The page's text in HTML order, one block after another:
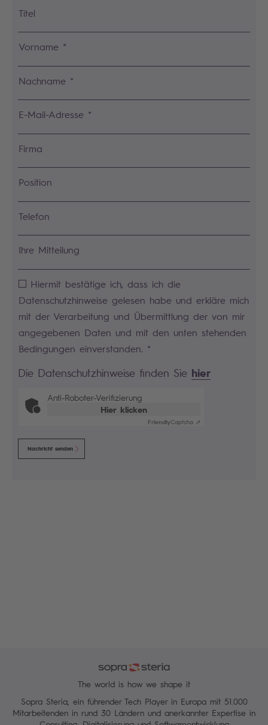
Titel
Vorname *
Nachname *
E-Mail-Adresse *
Firma
Position
Telefon
Ihre Mitteilung
Hiermit bestätige ich, dass ich die
Datenschutzhinweise gelesen habe und erkläre mich
mit der Verarbeitung und Übermittlung der von mir
angegebenen Daten und mit den unten stehenden
Bedingungen einverstanden. *
Die Datenschutzhinweise finden Sie hier
Anti-Roboter-Verifizierung
Hier klicken
FriendlyCaptcha ⇗
Nachricht senden
The world is how we shape it
Sopra Steria, ein führender Tech Player in Europa mit 51.000
Mitarbeitenden in rund 30 Ländern und anerkannter Expertise in